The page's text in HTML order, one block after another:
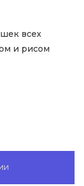
всех
и рисом